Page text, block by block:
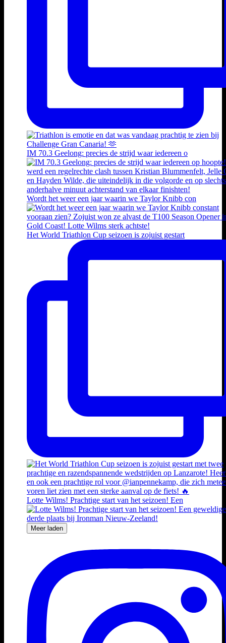
IM 70.3 Geelong: precies de strijd waar iedereen o
Wordt het weer een jaar waarin we Taylor Knibb con
Het World Triathlon Cup seizoen is zojuist gestart
Lotte Wilms! Prachtige start van het seizoen! Een
Meer laden